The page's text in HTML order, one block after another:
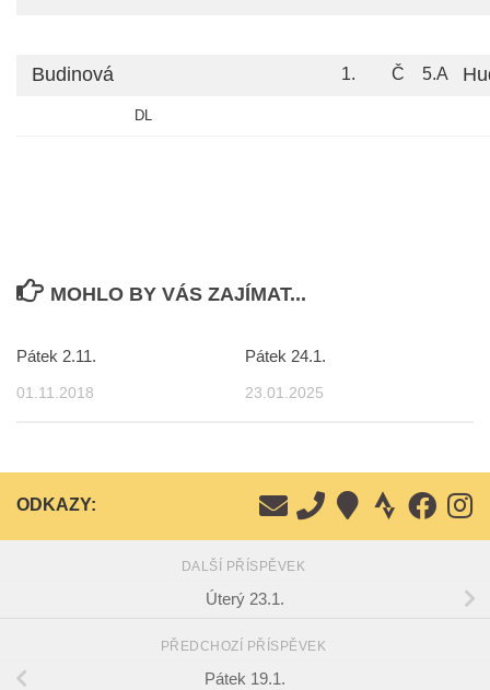
Budinová 1. Č 5.A
DL
MOHLO BY VÁS ZAJÍMAT...
Pátek 2.11.
01.11.2018
Pátek 24.1.
23.01.2025
ODKAZY:
DALŠÍ PŘÍSPĚVEK
Úterý 23.1.
PŘEDCHOZÍ PŘÍSPĚVEK
Pátek 19.1.